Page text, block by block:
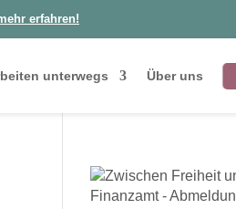
erfahren!
unterwegs Über uns